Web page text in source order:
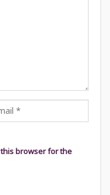
this browser for the